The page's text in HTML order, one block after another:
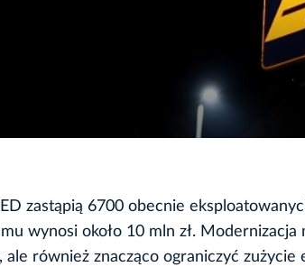
zastąpią 6700 obecnie
wynosi około 10 mln zł.
również znacząco ograniczyć